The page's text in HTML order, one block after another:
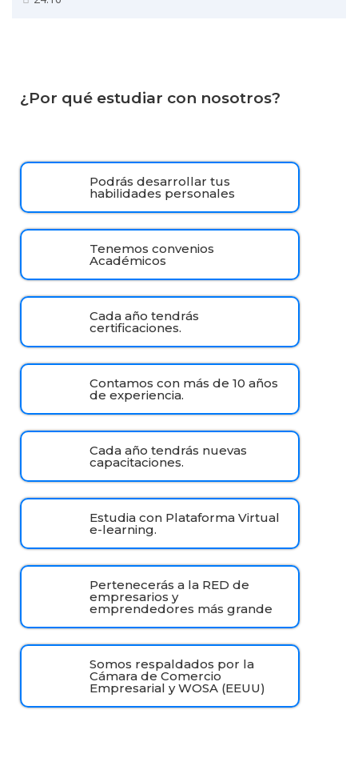
¿Por qué estudiar con nosotros?
Podrás desarrollar tus
habilidades personales
Tenemos convenios
Académicos
Cada año tendrás
certificaciones.
Contamos con más de 10 años
de experiencia.
Cada año tendrás nuevas
capacitaciones.
Estudia con Plataforma Virtual
e-learning.
Pertenecerás a la RED de
empresarios y
emprendedores más grande
Somos respaldados por la
Cámara de Comercio
Empresarial y WOSA (EEUU)